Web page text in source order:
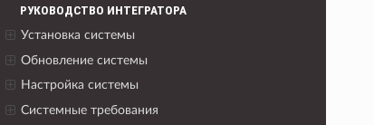
РУКОВОДСТВО ИНТЕГРАТОРА
Установка системы
Обновление системы
Настройка системы
Системные требования